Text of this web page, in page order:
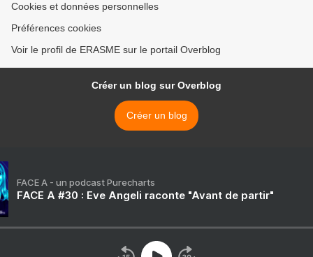
Cookies et données personnelles
Préférences cookies
Voir le profil de ERASME sur le portail Overblog
Créer un blog sur Overblog
Créer un blog
FACE A - un podcast Purecharts
FACE A #30 : Eve Angeli raconte "Avant de partir"